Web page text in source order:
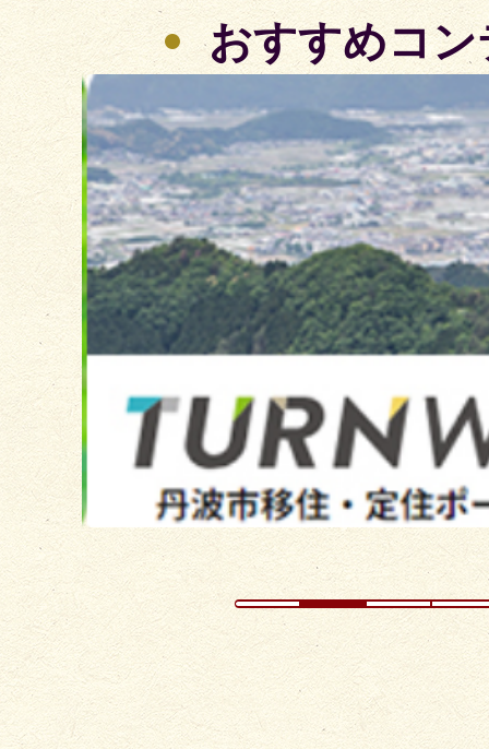
おすすめコン
2
枚
目
の
ス
ラ
イ
ド